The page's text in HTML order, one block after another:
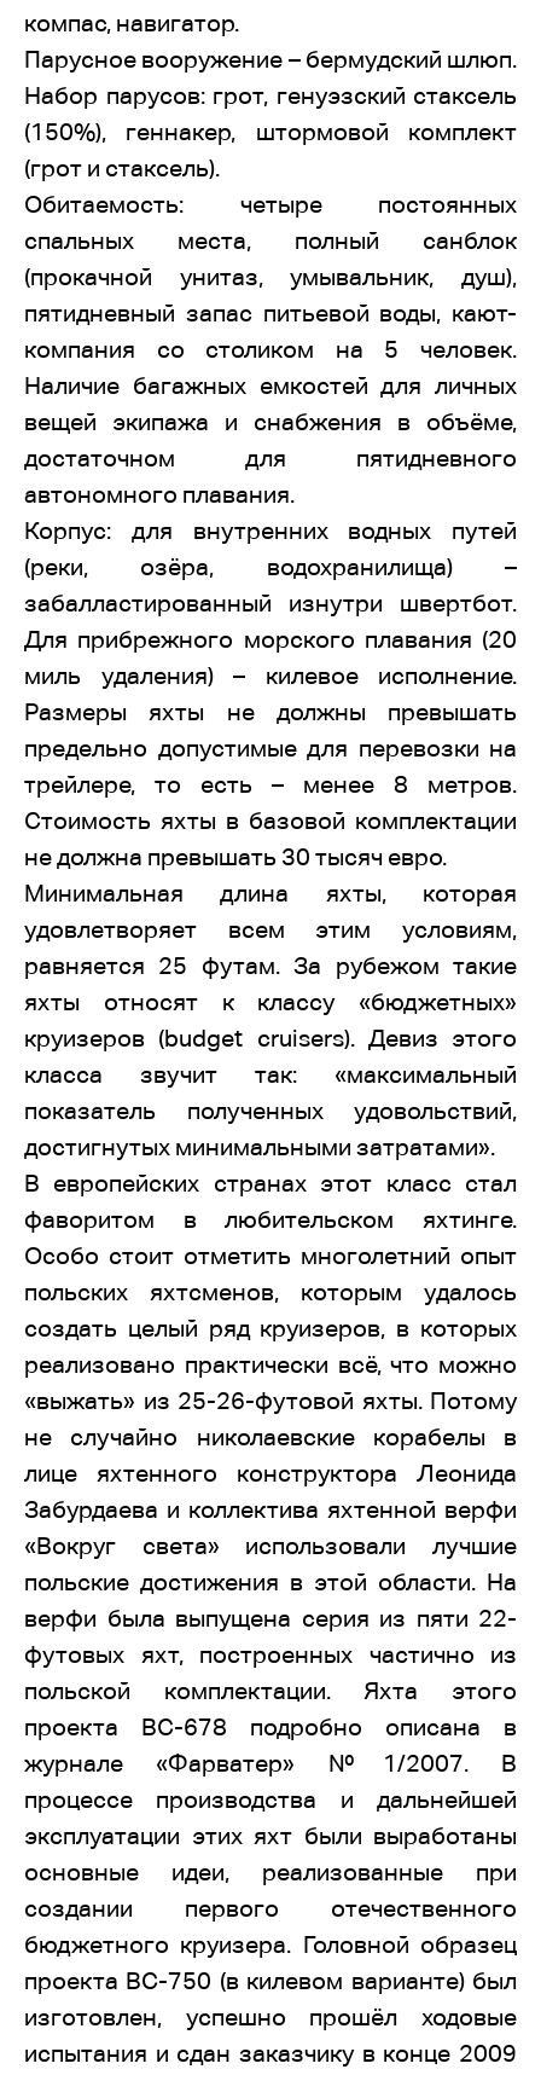
компас, навигатор.
Парусное вооружение – бермудский шлюп.
Набор парусов: грот, генуэзский стаксель
(150%), геннакер, штормовой комплект
(грот и стаксель).
Обитаемость: четыре постоянных
спальных места, полный санблок
(прокачной унитаз, умывальник, душ),
пятидневный запас питьевой воды, кают-
компания со столиком на 5 человек.
Наличие багажных емкостей для личных
вещей экипажа и снабжения в объёме,
достаточном для пятидневного
автономного плавания.
Корпус: для внутренних водных путей
(реки, озёра, водохранилища) –
забалластированный изнутри швертбот.
Для прибрежного морского плавания (20
миль удаления) – килевое исполнение.
Размеры яхты не должны превышать
предельно допустимые для перевозки на
трейлере, то есть – менее 8 метров.
Стоимость яхты в базовой комплектации
не должна превышать 30 тысяч евро.
Минимальная длина яхты, которая
удовлетворяет всем этим условиям,
равняется 25 футам. За рубежом такие
яхты относят к классу «бюджетных»
круизеров (budget cruisers). Девиз этого
класса звучит так: «максимальный
показатель полученных удовольствий,
достигнутых минимальными затратами».
В европейских странах этот класс стал
фаворитом в любительском яхтинге.
Особо стоит отметить многолетний опыт
польских яхтсменов, которым удалось
создать целый ряд круизеров, в которых
реализовано практически всё, что можно
«выжать» из 25-26-футовой яхты. Потому
не случайно николаевские корабелы в
лице яхтенного конструктора Леонида
Забурдаева и коллектива яхтенной верфи
«Вокруг света» использовали лучшие
польские достижения в этой области. На
верфи была выпущена серия из пяти 22-
футовых яхт, построенных частично из
польской комплектации. Яхта этого
проекта ВС-678 подробно описана в
журнале «Фарватер» №1/2007. В
процессе производства и дальнейшей
эксплуатации этих яхт были выработаны
основные идеи, реализованные при
создании первого отечественного
бюджетного круизера. Головной образец
проекта ВС-750 (в килевом варианте) был
изготовлен, успешно прошёл ходовые
испытания и сдан заказчику в конце 2009